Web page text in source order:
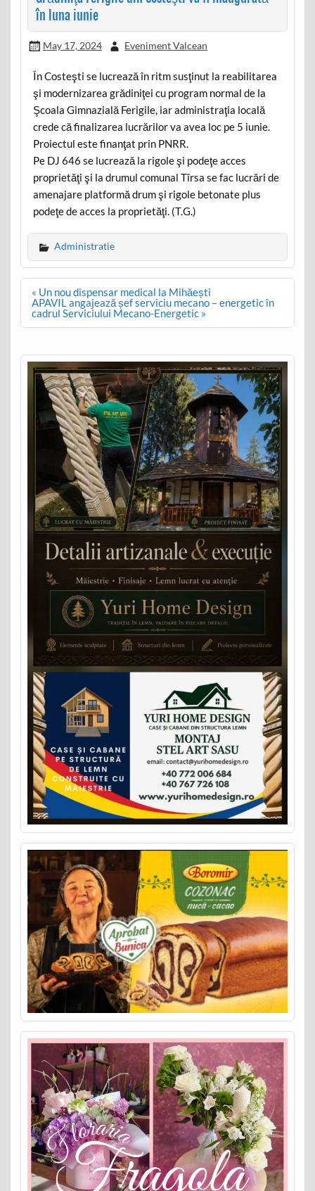
în luna iunie
May 17, 2024 Eveniment Valcean
În Costeşti se lucrează în ritm susţinut la reabilitarea
şi modernizarea grădiniţei cu program normal de la
Şcoala Gimnazială Ferigile, iar administraţia locală
crede că finalizarea lucrărilor va avea loc pe 5 iunie.
Proiectul este finanţat prin PNRR.
Pe DJ 646 se lucrează la rigole şi podeţe acces
proprietăţi şi la drumul comunal Tîrsa se fac lucrări de
amenajare platformă drum şi rigole betonate plus
podeţe de acces la proprietăţi. (T.G.)
Administratie
Post
navigation
« Un nou dispensar medical la Mihăești
APAVIL angajează șef serviciu mecano – energetic în
cadrul Serviciului Mecano-Energetic »